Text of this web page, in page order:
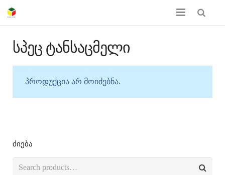
პროდუქციის კატალოგი
სპეც ტანსაცმელი
პროდუქცია არ მოიძებნა.
ძიება